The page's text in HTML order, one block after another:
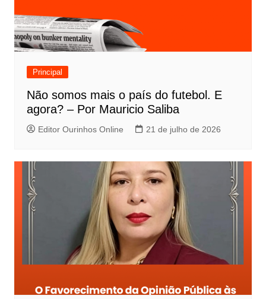
Principal
Não somos mais o país do futebol. E
agora? – Por Mauricio Saliba
Editor Ourinhos Online 21 de julho de 2026